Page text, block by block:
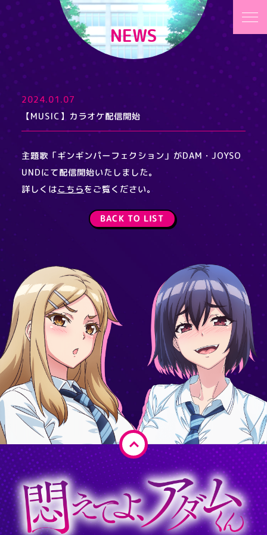
NEWS
2024.01.07
【MUSIC】カラオケ配信開始
主題歌「ギンギンパーフェクション」がDAM・JOYSO
UNDにて配信開始いたしました。
詳しくはこちらをご覧ください。
BACK TO LIST
ペ
ー
ジ
ト
ッ
プ